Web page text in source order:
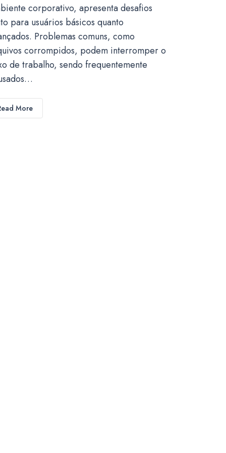
corporativo, apresenta desafios
para usuários básicos quanto
Problemas comuns, como
corrompidos, podem interromper o
de trabalho, sendo frequentemente
More